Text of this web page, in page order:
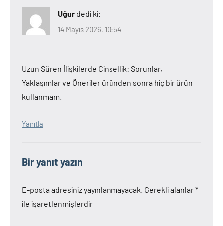
Uğur dedi ki:
14 Mayıs 2026, 10:54
Uzun Süren İlişkilerde Cinsellik: Sorunlar,
Yaklaşımlar ve Öneriler üründen sonra hiç bir ürün
kullanmam.
Yanıtla
Bir yanıt yazın
E-posta adresiniz yayınlanmayacak. Gerekli alanlar*
ile işaretlenmişlerdir